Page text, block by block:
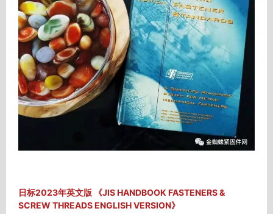
日标2023年英文版 《JIS HANDBOOK FASTENERS &
SCREW THREADS ENGLISH VERSION》